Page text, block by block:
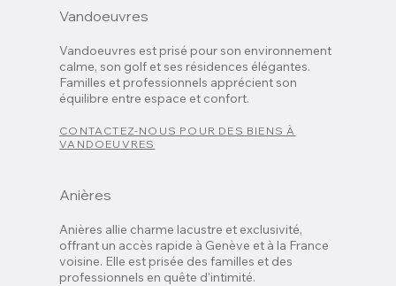
Vandoeuvres
Vandoeuvres est prisé pour son environnement
calme, son golf et ses résidences élégantes.
Familles et professionnels apprécient son
équilibre entre espace et confort.
CONTACTEZ-NOUS POUR DES BIENS À
VANDOEUVRES
Anières
Anières allie charme lacustre et exclusivité,
offrant un accès rapide à Genève et à la France
voisine. Elle est prisée des familles et des
professionnels en quête d'intimité.